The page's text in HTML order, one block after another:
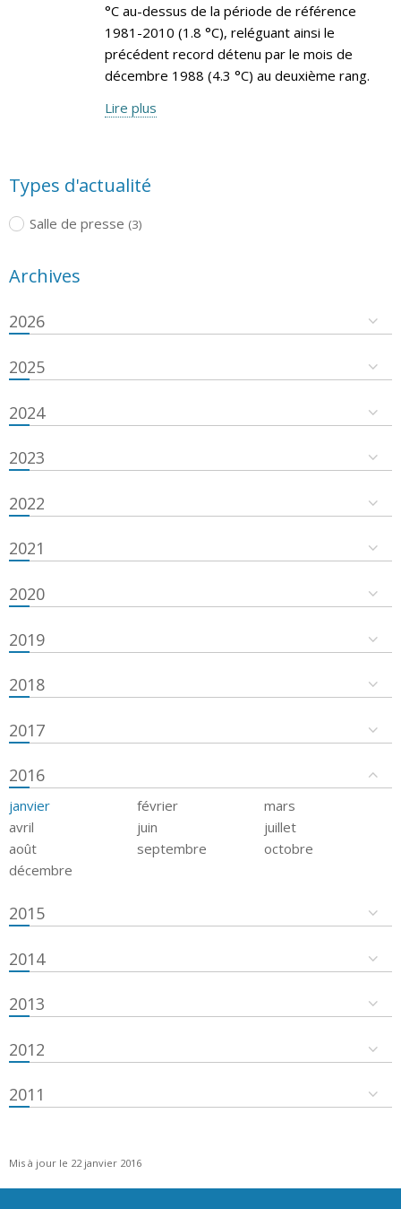
°C au-dessus de la période de référence
1981-2010 (1.8 °C), reléguant ainsi le
précédent record détenu par le mois de
décembre 1988 (4.3 °C) au deuxième rang.
Lire plus
Types d'actualité
Salle de presse (3)
Archives
2026
2025
2024
2023
2022
2021
2020
2019
2018
2017
2016
janvier février
mars
avril
juin
juillet
août
septembre
octobre
décembre
2015
2014
2013
2012
2011
Mis à jour le 22 janvier 2016